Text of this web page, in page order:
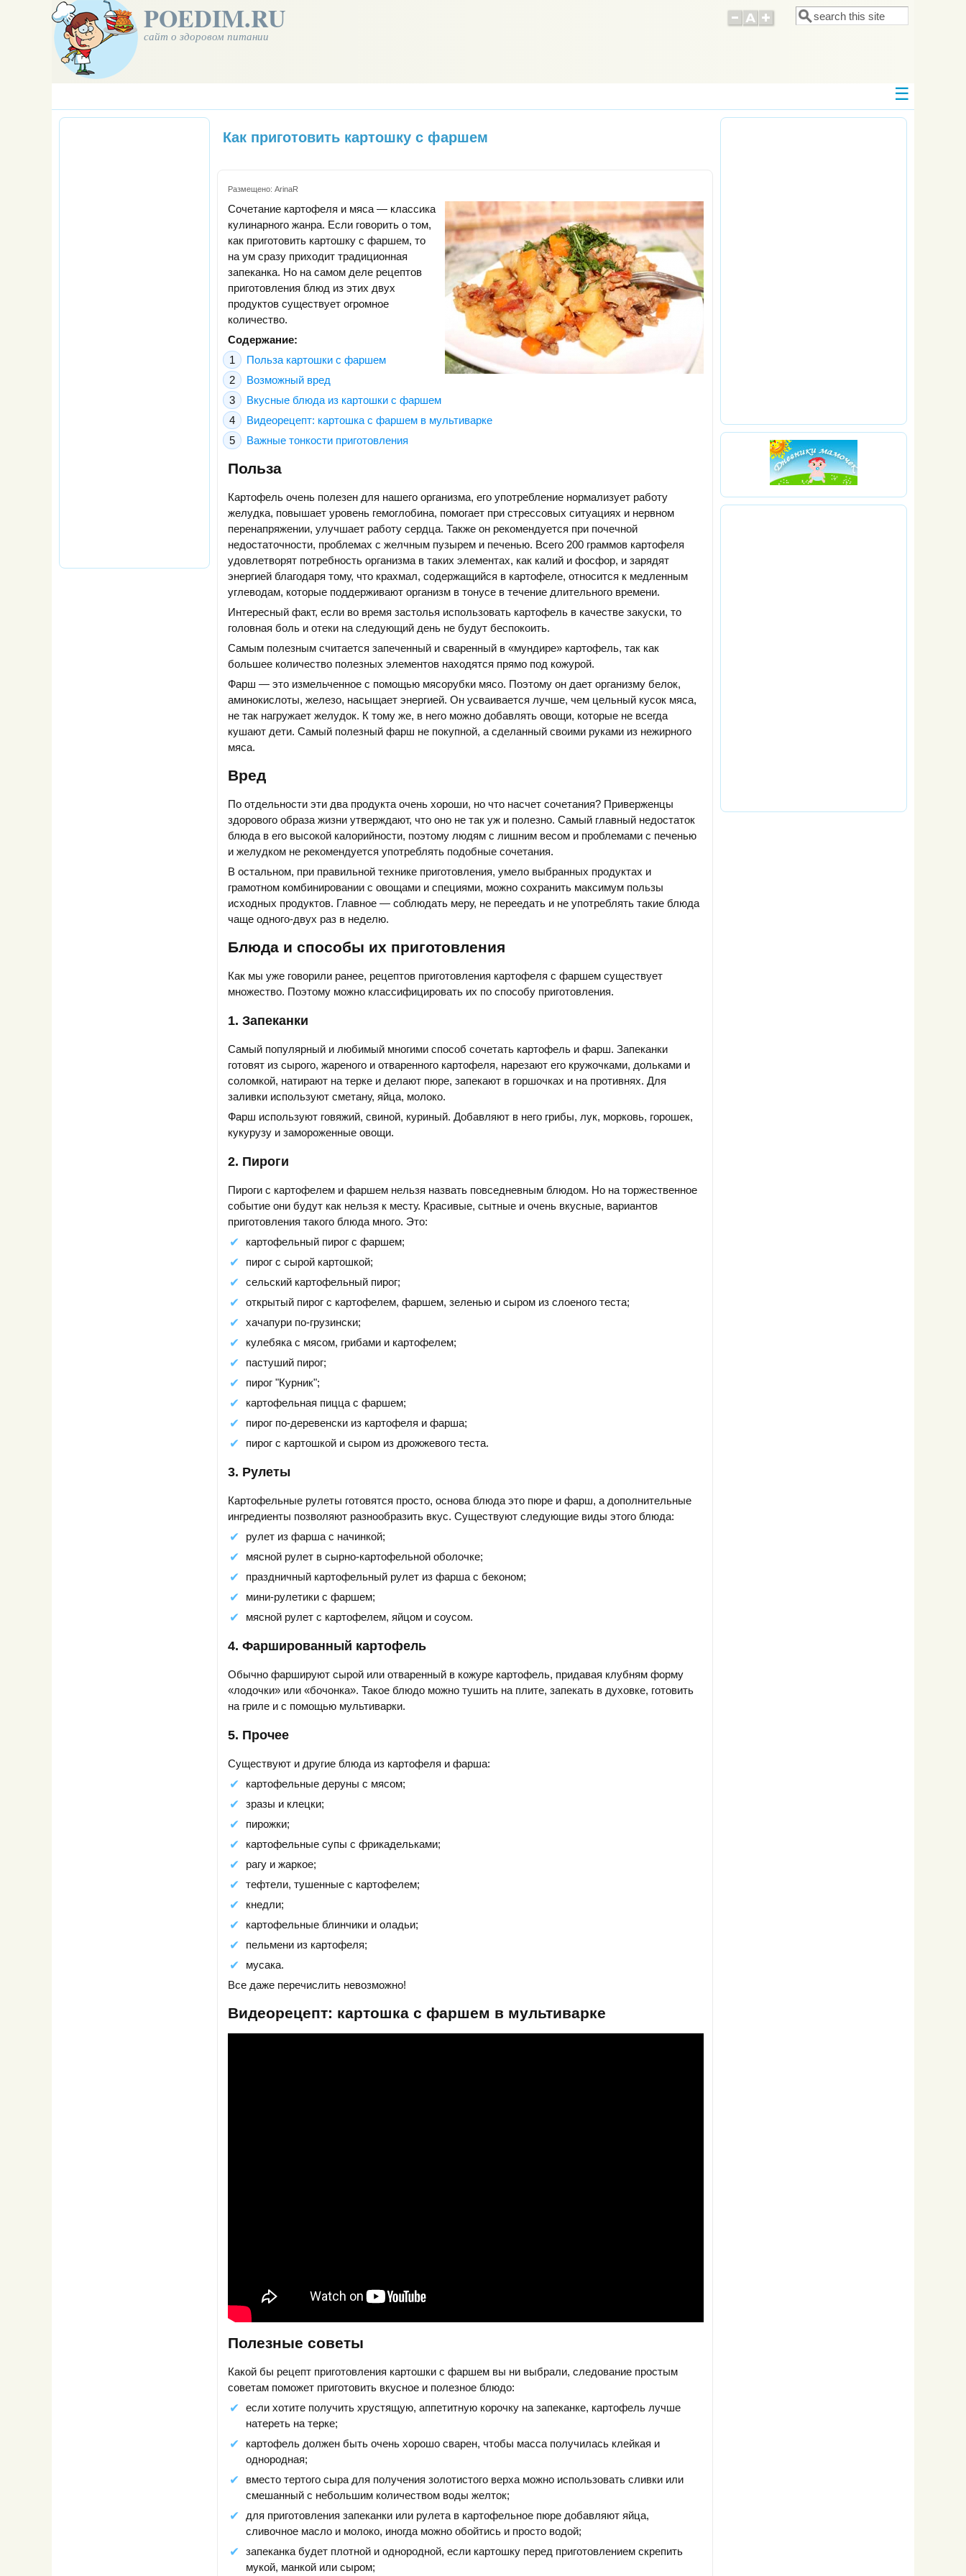
POEDIM.RU
сайт о здоровом питании
Форма поиска
Поиск
Как приготовить картошку с фаршем
Размещено: ArinaR
Сочетание картофеля и мяса — классика
кулинарного жанра. Если говорить о том,
как приготовить картошку с фаршем, то
на ум сразу приходит традиционная
запеканка. Но на самом деле рецептов
приготовления блюд из этих двух
продуктов существует огромное
количество.
Содержание:
Польза картошки с фаршем
Возможный вред
Вкусные блюда из картошки с фаршем
Видеорецепт: картошка с фаршем в мультиварке
Важные тонкости приготовления
Польза
Картофель очень полезен для нашего организма, его употребление нормализует работу
желудка, повышает уровень гемоглобина, помогает при стрессовых ситуациях и нервном
перенапряжении, улучшает работу сердца. Также он рекомендуется при почечной
недостаточности, проблемах с желчным пузырем и печенью. Всего 200 граммов картофеля
удовлетворят потребность организма в таких элементах, как калий и фосфор, и зарядят
энергией благодаря тому, что крахмал, содержащийся в картофеле, относится к медленным
углеводам, которые поддерживают организм в тонусе в течение длительного времени.
Интересный факт, если во время застолья использовать картофель в качестве закуски, то
головная боль и отеки на следующий день не будут беспокоить.
Самым полезным считается запеченный и сваренный в «мундире» картофель, так как
большее количество полезных элементов находятся прямо под кожурой.
Фарш — это измельченное с помощью мясорубки мясо. Поэтому он дает организму белок,
аминокислоты, железо, насыщает энергией. Он усваивается лучше, чем цельный кусок мяса,
не так нагружает желудок. К тому же, в него можно добавлять овощи, которые не всегда
кушают дети. Самый полезный фарш не покупной, а сделанный своими руками из нежирного
мяса.
Вред
По отдельности эти два продукта очень хороши, но что насчет сочетания? Приверженцы
здорового образа жизни утверждают, что оно не так уж и полезно. Самый главный недостаток
блюда в его высокой калорийности, поэтому людям с лишним весом и проблемами с печенью
и желудком не рекомендуется употреблять подобные сочетания.
В остальном, при правильной технике приготовления, умело выбранных продуктах и
грамотном комбинировании с овощами и специями, можно сохранить максимум пользы
исходных продуктов. Главное — соблюдать меру, не переедать и не употреблять такие блюда
чаще одного-двух раз в неделю.
Блюда и способы их приготовления
Как мы уже говорили ранее, рецептов приготовления картофеля с фаршем существует
множество. Поэтому можно классифицировать их по способу приготовления.
1. Запеканки
Самый популярный и любимый многими способ сочетать картофель и фарш. Запеканки
готовят из сырого, жареного и отваренного картофеля, нарезают его кружочками, дольками и
соломкой, натирают на терке и делают пюре, запекают в горшочках и на противнях. Для
заливки используют сметану, яйца, молоко.
Фарш используют говяжий, свиной, куриный. Добавляют в него грибы, лук, морковь, горошек,
кукурузу и замороженные овощи.
2. Пироги
Пироги с картофелем и фаршем нельзя назвать повседневным блюдом. Но на торжественное
событие они будут как нельзя к месту. Красивые, сытные и очень вкусные, вариантов
приготовления такого блюда много. Это:
картофельный пирог с фаршем;
пирог с сырой картошкой;
сельский картофельный пирог;
открытый пирог с картофелем, фаршем, зеленью и сыром из слоеного теста;
хачапури по-грузински;
кулебяка с мясом, грибами и картофелем;
пастуший пирог;
пирог "Курник";
картофельная пицца с фаршем;
пирог по-деревенски из картофеля и фарша;
пирог с картошкой и сыром из дрожжевого теста.
3. Рулеты
Картофельные рулеты готовятся просто, основа блюда это пюре и фарш, а дополнительные
ингредиенты позволяют разнообразить вкус. Существуют следующие виды этого блюда:
рулет из фарша с начинкой;
мясной рулет в сырно-картофельной оболочке;
праздничный картофельный рулет из фарша с беконом;
мини-рулетики с фаршем;
мясной рулет с картофелем, яйцом и соусом.
4. Фаршированный картофель
Обычно фаршируют сырой или отваренный в кожуре картофель, придавая клубням форму
«лодочки» или «бочонка». Такое блюдо можно тушить на плите, запекать в духовке, готовить
на гриле и с помощью мультиварки.
5. Прочее
Существуют и другие блюда из картофеля и фарша:
картофельные деруны с мясом;
зразы и клецки;
пирожки;
картофельные супы с фрикадельками;
рагу и жаркое;
тефтели, тушенные с картофелем;
кнедли;
картофельные блинчики и оладьи;
пельмени из картофеля;
мусака.
Все даже перечислить невозможно!
Видеорецепт: картошка с фаршем в мультиварке
Полезные советы
Какой бы рецепт приготовления картошки с фаршем вы ни выбрали, следование простым
советам поможет приготовить вкусное и полезное блюдо:
если хотите получить хрустящую, аппетитную корочку на запеканке, картофель лучше
натереть на терке;
картофель должен быть очень хорошо сварен, чтобы масса получилась клейкая и
однородная;
вместо тертого сыра для получения золотистого верха можно использовать сливки или
смешанный с небольшим количеством воды желток;
для приготовления запеканки или рулета в картофельное пюре добавляют яйца,
сливочное масло и молоко, иногда можно обойтись и просто водой;
запеканка будет плотной и однородной, если картошку перед приготовлением скрепить
мукой, манкой или сыром;